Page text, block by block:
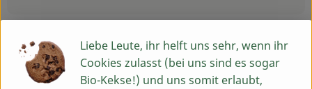
ProduktdatenblattLiebe Leute, ihr helft uns sehr, wenn ihr
Cookies zulasst (bei uns sind es sogar
Bio-Kekse!) und uns somit erlaubt,